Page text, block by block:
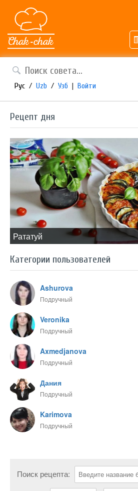
Рус / Uzb / Узб | Войти
Рецепт дня
​Рататуй
Категории пользователей
Ashurova
Подручный
Veronika
Подручный
Axmedjanova
Подручный
Дания
Подручный
Karimova
Подручный
Поиск рецепта: